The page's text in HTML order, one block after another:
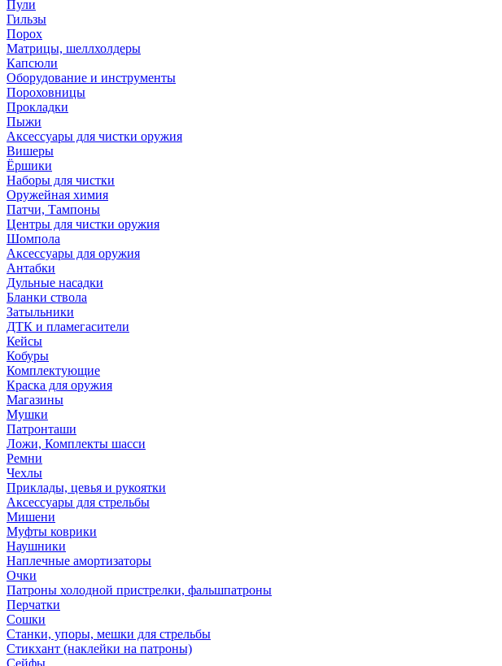
Пули
Гильзы
Порох
Матрицы, шеллхолдеры
Капсюли
Оборудование и инструменты
Пороховницы
Прокладки
Пыжи
Аксессуары для чистки оружия
Вишеры
Ёршики
Наборы для чистки
Оружейная химия
Патчи, Тампоны
Центры для чистки оружия
Шомпола
Аксессуары для оружия
Антабки
Дульные насадки
Бланки ствола
Затыльники
ДТК и пламегасители
Кейсы
Кобуры
Комплектующие
Краска для оружия
Магазины
Мушки
Патронташи
Ложи, Комплекты шасси
Ремни
Чехлы
Приклады, цевья и рукоятки
Аксессуары для стрельбы
Мишени
Муфты коврики
Наушники
Наплечные амортизаторы
Очки
Патроны холодной пристрелки, фальшпатроны
Перчатки
Сошки
Станки, упоры, мешки для стрельбы
Стикхант (наклейки на патроны)
Сейфы